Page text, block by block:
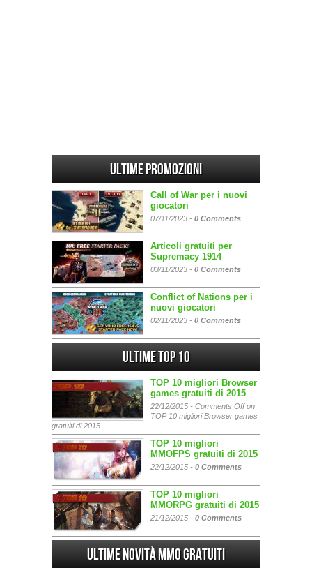
Ultime promozioni
Call of War per i nuovi
giocatori
07/11/2023 - 0 Comments
Articoli gratuiti per
Supremacy 1914
03/11/2023 - 0 Comments
Conflict of Nations per i
nuovi giocatori
02/11/2023 - 0 Comments
Ultime Top 10
TOP 10 migliori Browser
games gratuiti di 2015
22/12/2015 - Comments Offon
TOP 10 migliori Browser games
gratuiti di 2015
TOP 10 migliori
MMOFPS gratuiti di 2015
22/12/2015 - 0 Comments
TOP 10 migliori
MMORPG gratuiti di 2015
21/12/2015 - 0 Comments
Ultime Novità MMO gratuiti